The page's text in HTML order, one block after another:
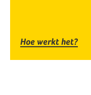
Hoe werkt het?